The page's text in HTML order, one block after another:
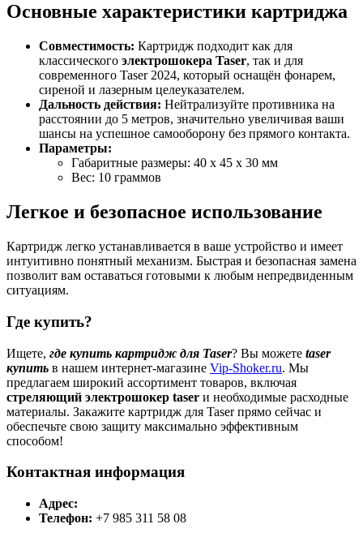
Основные характеристики картриджа
Совместимость: Картридж подходит как для
классического электрошокера Taser, так и для
современного Taser 2024, который оснащён фонарем,
сиреной и лазерным целеуказателем.
Дальность действия: Нейтрализуйте противника на
расстоянии до 5 метров, значительно увеличивая ваши
шансы на успешное самооборону без прямого контакта.
Параметры:
Габаритные размеры: 40 х 45 х 30 мм
Вес: 10 граммов
Легкое и безопасное использование
Картридж легко устанавливается в ваше устройство и имеет
интуитивно понятный механизм. Быстрая и безопасная замена
позволит вам оставаться готовыми к любым непредвиденным
ситуациям.
Где купить?
Ищете, где купить картридж для Taser? Вы можете taser
купить в нашем интернет-магазине Vip-Shoker.ru. Мы
предлагаем широкий ассортимент товаров, включая
стреляющий электрошокер taser и необходимые расходные
материалы. Закажите картридж для Taser прямо сейчас и
обеспечьте свою защиту максимально эффективным
способом!
Контактная информация
Адрес:
Телефон: +7 985 311 58 08